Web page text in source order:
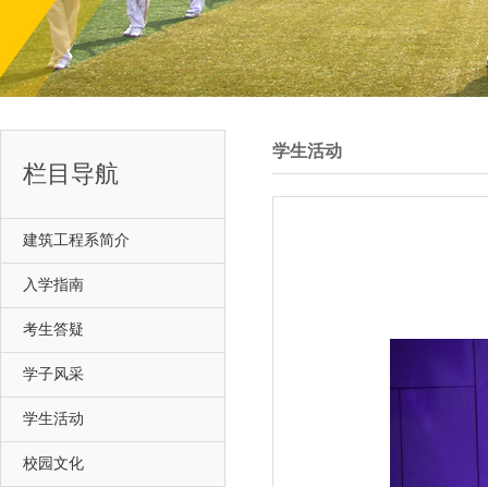
栏目导航
建筑工程系简介
入学指南
考生答疑
学子风采
学生活动
校园文化
学生活动